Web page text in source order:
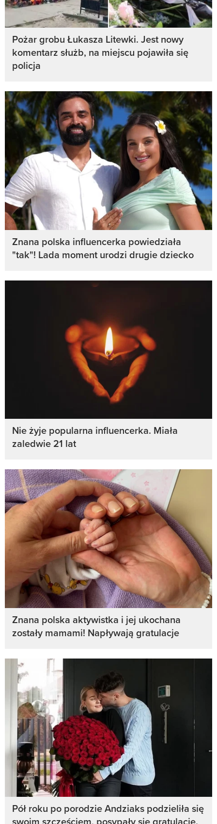
Pożar grobu Łukasza Litewki. Jest nowy
komentarz służb, na miejscu pojawiła się
policja
Znana polska influencerka powiedziała
"tak"! Lada moment urodzi drugie dziecko
Nie żyje popularna influencerka. Miała
zaledwie 21 lat
Znana polska aktywistka i jej ukochana
zostały mamami! Napływają gratulacje
Pół roku po porodzie Andziaks podzieliła się